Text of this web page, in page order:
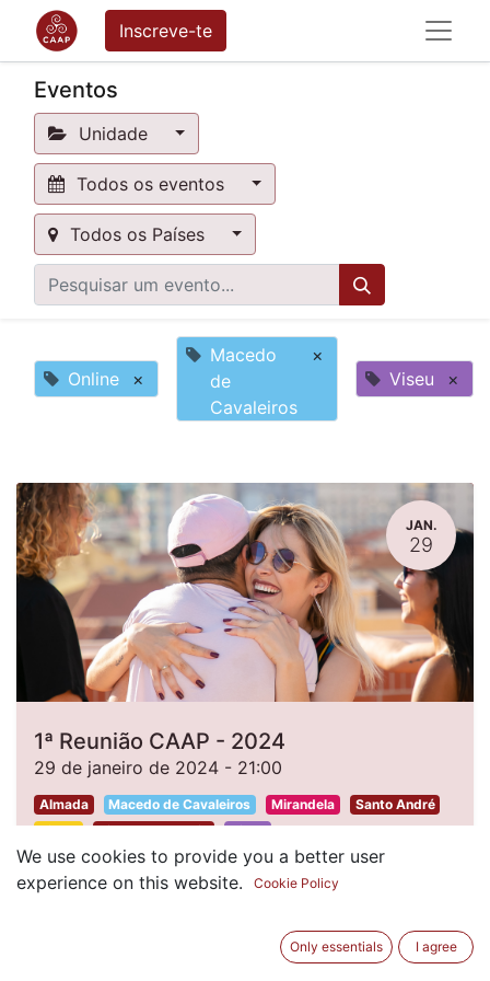
Inscreve-te
Eventos
Unidade
Todos os eventos
Todos os Países
Online ×
Macedo
de
Cavaleiros
×
Viseu
×
JAN.
29
1ª Reunião CAAP - 2024
29 de janeiro de 2024 - 21:00
Almada Macedo de Cavaleiros Mirandela
Santo André
Silves
Vila Nova de Gaia Viseu
Inscrições Encerradas
We use cookies to provide you a better user
experience on this website.
Cookie Policy
Only essentials I agree